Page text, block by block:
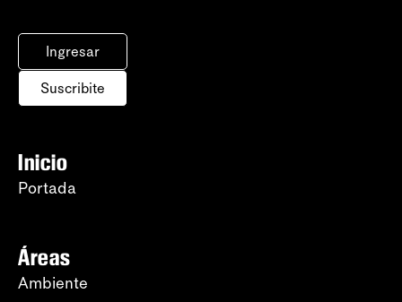
Ingresar
Suscribite
Inicio
Portada
Áreas
Ambiente